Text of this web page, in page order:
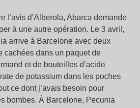
l’avis d’Alberola, Abarca demande
à une autre opération. Le 3 avril,
arrive à Barcelone avec deux
cachées dans un paquet de
et de bouteilles d’acide
de potassium dans les poches
ce dont j’avais besoin pour
bombes. À Barcelone, Pecunia